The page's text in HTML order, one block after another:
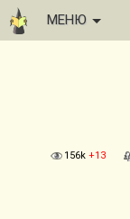
МЕНЮ
156k +13